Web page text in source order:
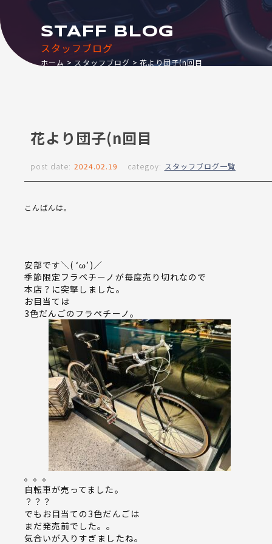
スタッフブログ
STAFF BLOG
ホーム スタッフブログ 花より団子(n回目
花より団子(n回目
post date: 2024.02.19 categoy: スタッフブログ一覧
こんばんは。
安部です＼( ‘ω’)／
季節限定フラペチーノが毎度売り切れなので
本店？に突撃しました。
お目当ては
3色だんごのフラペチーノ。
。。。
自転車が売ってました。
？？？
でもお目当ての3色だんごは
まだ発売前でした。。
気合いが入りすぎましたね。